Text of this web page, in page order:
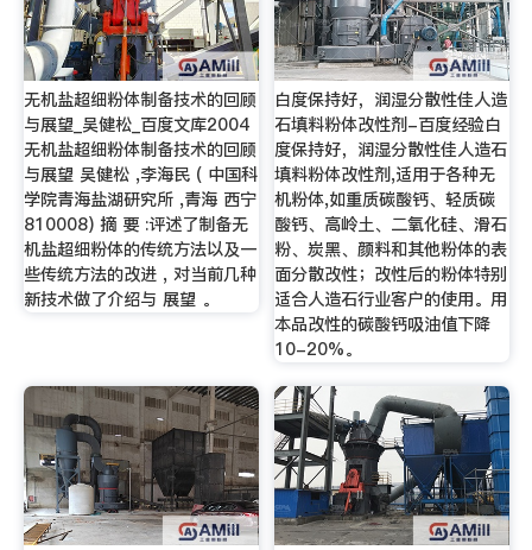
无机盐超细粉体制备技术的回顾
与展望_吴健松_百度文库2004
无机盐超细粉体制备技术的回顾
与展望 吴健松 ,李海民 ( 中国科
学院青海盐湖研究所 ,青海 西宁
810008) 摘 要 :评述了制备无
机盐超细粉体的传统方法以及一
些传统方法的改进 , 对当前几种
新技术做了介绍与 展望 。
白度保持好，润湿分散性佳人造
石填料粉体改性剂-百度经验白
度保持好，润湿分散性佳人造石
填料粉体改性剂,适用于各种无
机粉体,如重质碳酸钙、轻质碳
酸钙、高岭土、二氧化硅、滑石
粉、炭黑、颜料和其他粉体的表
面分散改性；改性后的粉体特别
适合人造石行业客户的使用。用
本品改性的碳酸钙吸油值下降
10-20%。